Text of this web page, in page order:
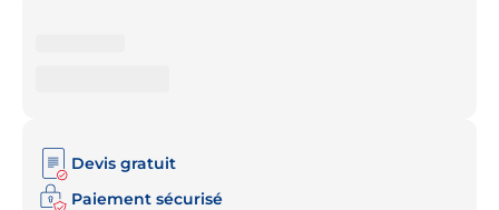
Devis gratuit
Paiement sécurisé